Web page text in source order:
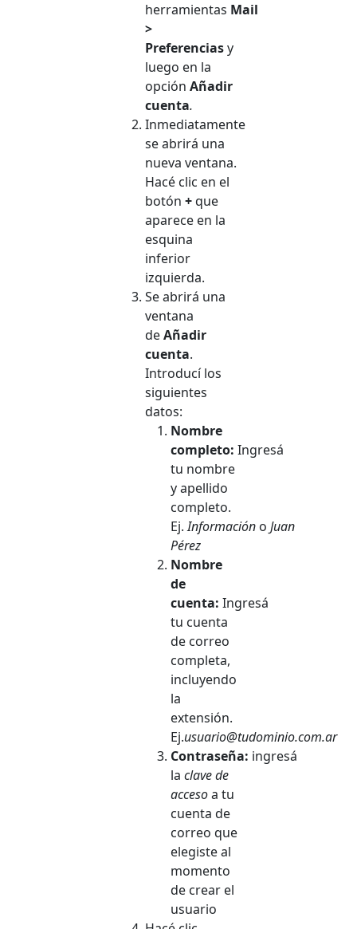
herramientas Mail
>
Preferenciasy
luego en la
opción Añadir
cuenta.
Inmediatamente
se abrirá una
nueva ventana.
Hacé clic en el
botón +que
aparece en la
esquina
inferior
izquierda.
Se abrirá una
ventana
deAñadir
cuenta.
Introducí los
siguientes
datos:
Nombre
completo: Ingresá
tu nombre
y apellido
completo.
Ej.Información o Juan
Pérez
Nombre
de
cuenta: Ingresá
tu cuenta
de correo
completa,
incluyendo
la
extensión.
Ej.usuario@tudominio.com.ar
Contraseña: ingresá
la clave de
accesoa tu
cuenta de
correo que
elegiste al
momento
de crear el
usuario